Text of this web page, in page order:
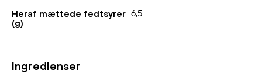
Heraf mættede fedtsyrer
(g)
6,5
Ingredienser